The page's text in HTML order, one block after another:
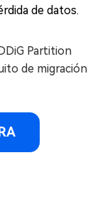
de datos.
Partition
de migración